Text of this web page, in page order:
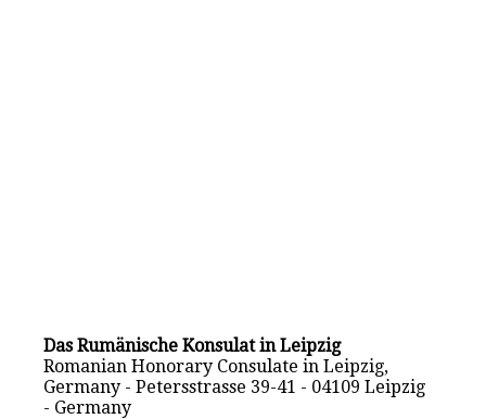
Das Rumänische Konsulat in Leipzig
Romanian Honorary Consulate in Leipzig,
Germany - Petersstrasse 39-41 - 04109 Leipzig
- Germany